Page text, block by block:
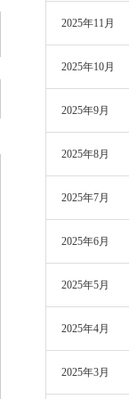
2025年11月
2025年10月
2025年9月
2025年8月
2025年7月
2025年6月
2025年5月
2025年4月
2025年3月